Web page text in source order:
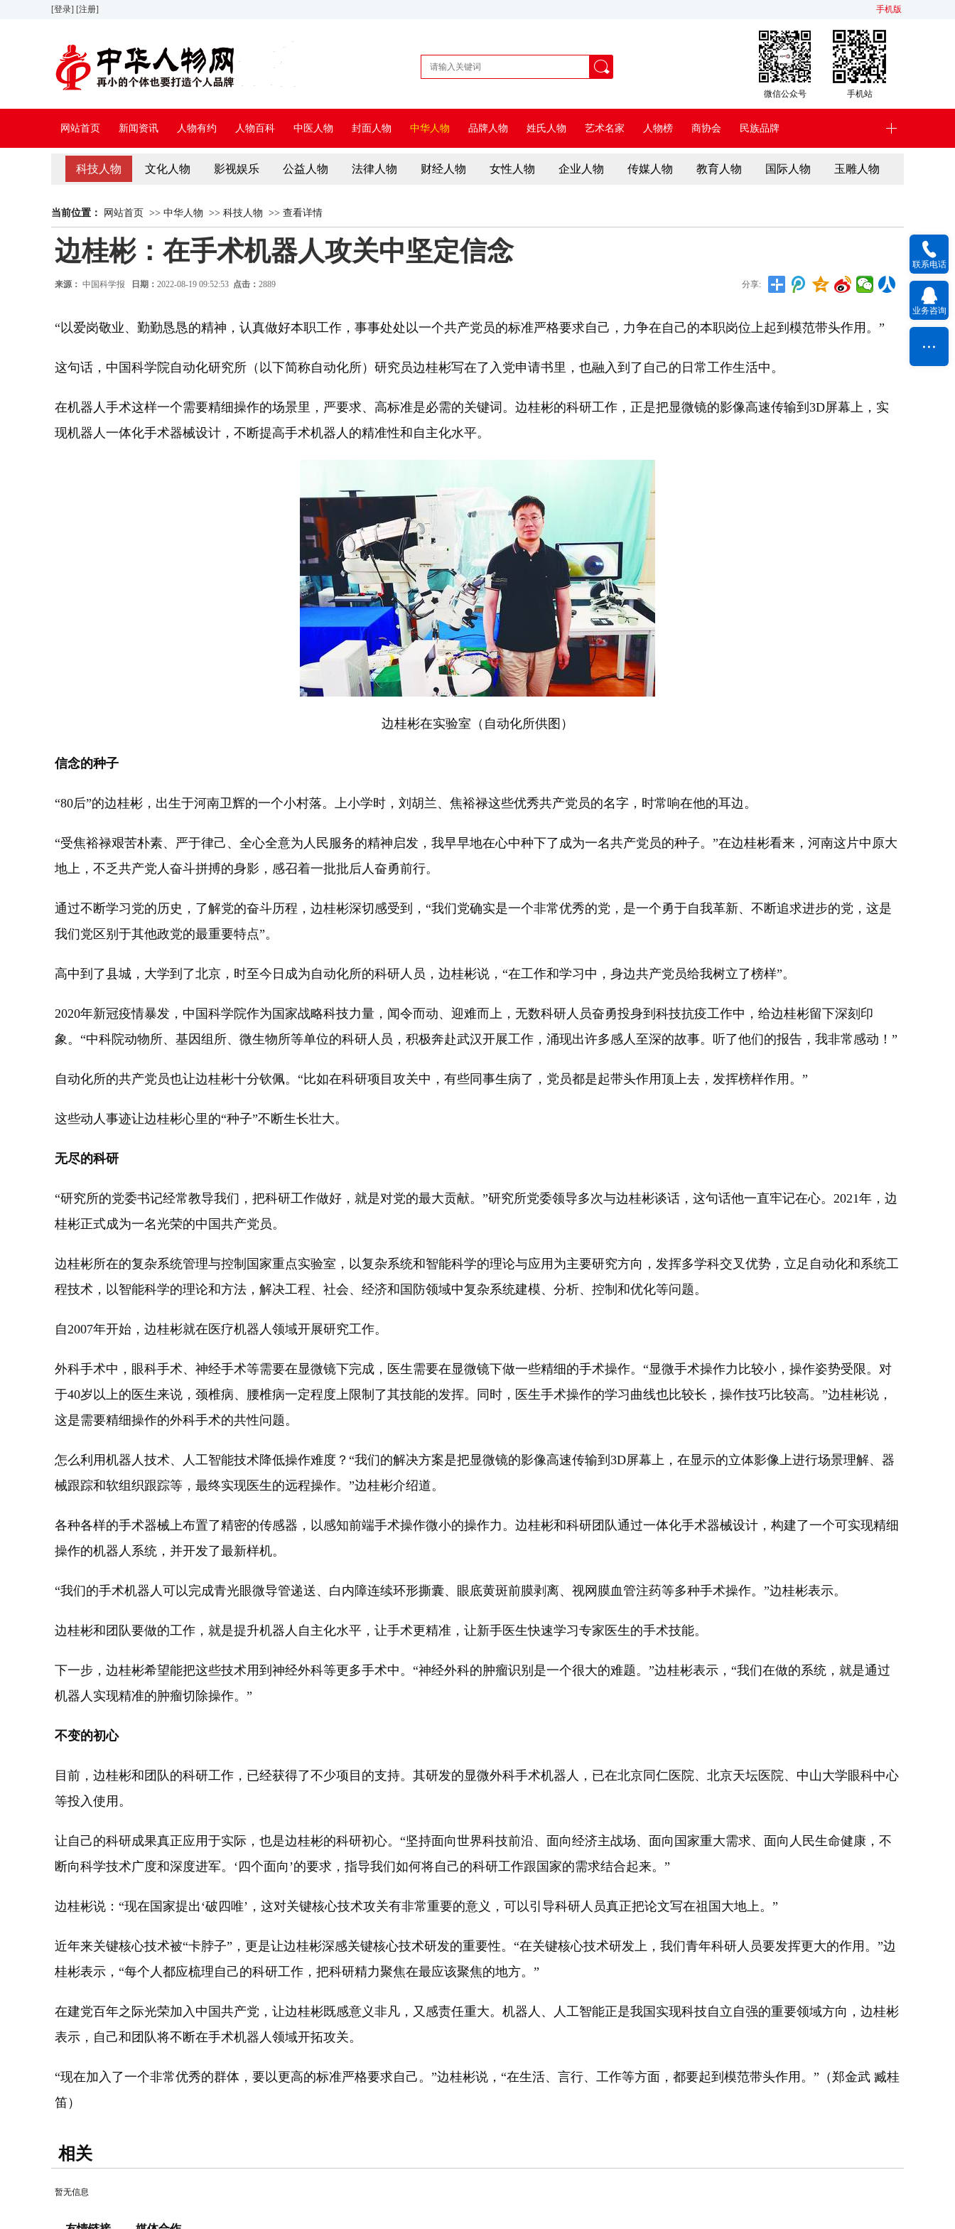
[登录] [注册] 手机版
手机站
微信公众号
网站首页 新闻资讯 人物有约 人物百科 中医人物 封面人物 中华人物 品牌人物 姓氏人物 艺术名家 人物榜 商协会 民族品牌
科技人物 文化人物 影视娱乐 公益人物 法律人物 财经人物 女性人物 企业人物 传媒人物 教育人物 国际人物 玉雕人物
当前位置： 网站首页 >> 中华人物 >> 科技人物 >> 查看详情
边桂彬：在手术机器人攻关中坚定信念
来源： 中国科学报 日期： 2022-08-19 09:52:53 点击： 2889 分享:
“以爱岗敬业、勤勤恳恳的精神，认真做好本职工作，事事处处以一个共产党员的标准严格要求自己，力争在自己的本职岗位上起到模范带头作用。”
这句话，中国科学院自动化研究所（以下简称自动化所）研究员边桂彬写在了入党申请书里，也融入到了自己的日常工作生活中。
在机器人手术这样一个需要精细操作的场景里，严要求、高标准是必需的关键词。边桂彬的科研工作，正是把显微镜的影像高速传输到3D屏幕上，实
现机器人一体化手术器械设计，不断提高手术机器人的精准性和自主化水平。
边桂彬在实验室（自动化所供图）
信念的种子
“80后”的边桂彬，出生于河南卫辉的一个小村落。上小学时，刘胡兰、焦裕禄这些优秀共产党员的名字，时常响在他的耳边。
“受焦裕禄艰苦朴素、严于律己、全心全意为人民服务的精神启发，我早早地在心中种下了成为一名共产党员的种子。”在边桂彬看来，河南这片中原大
地上，不乏共产党人奋斗拼搏的身影，感召着一批批后人奋勇前行。
通过不断学习党的历史，了解党的奋斗历程，边桂彬深切感受到，“我们党确实是一个非常优秀的党，是一个勇于自我革新、不断追求进步的党，这是
我们党区别于其他政党的最重要特点”。
高中到了县城，大学到了北京，时至今日成为自动化所的科研人员，边桂彬说，“在工作和学习中，身边共产党员给我树立了榜样”。
2020年新冠疫情暴发，中国科学院作为国家战略科技力量，闻令而动、迎难而上，无数科研人员奋勇投身到科技抗疫工作中，给边桂彬留下深刻印
象。“中科院动物所、基因组所、微生物所等单位的科研人员，积极奔赴武汉开展工作，涌现出许多感人至深的故事。听了他们的报告，我非常感动！”
自动化所的共产党员也让边桂彬十分钦佩。“比如在科研项目攻关中，有些同事生病了，党员都是起带头作用顶上去，发挥榜样作用。”
这些动人事迹让边桂彬心里的“种子”不断生长壮大。
无尽的科研
“研究所的党委书记经常教导我们，把科研工作做好，就是对党的最大贡献。”研究所党委领导多次与边桂彬谈话，这句话他一直牢记在心。2021年，边
桂彬正式成为一名光荣的中国共产党员。
边桂彬所在的复杂系统管理与控制国家重点实验室，以复杂系统和智能科学的理论与应用为主要研究方向，发挥多学科交叉优势，立足自动化和系统工
程技术，以智能科学的理论和方法，解决工程、社会、经济和国防领域中复杂系统建模、分析、控制和优化等问题。
自2007年开始，边桂彬就在医疗机器人领域开展研究工作。
外科手术中，眼科手术、神经手术等需要在显微镜下完成，医生需要在显微镜下做一些精细的手术操作。“显微手术操作力比较小，操作姿势受限。对
于40岁以上的医生来说，颈椎病、腰椎病一定程度上限制了其技能的发挥。同时，医生手术操作的学习曲线也比较长，操作技巧比较高。”边桂彬说，
这是需要精细操作的外科手术的共性问题。
怎么利用机器人技术、人工智能技术降低操作难度？“我们的解决方案是把显微镜的影像高速传输到3D屏幕上，在显示的立体影像上进行场景理解、器
械跟踪和软组织跟踪等，最终实现医生的远程操作。”边桂彬介绍道。
各种各样的手术器械上布置了精密的传感器，以感知前端手术操作微小的操作力。边桂彬和科研团队通过一体化手术器械设计，构建了一个可实现精细
操作的机器人系统，并开发了最新样机。
“我们的手术机器人可以完成青光眼微导管递送、白内障连续环形撕囊、眼底黄斑前膜剥离、视网膜血管注药等多种手术操作。”边桂彬表示。
边桂彬和团队要做的工作，就是提升机器人自主化水平，让手术更精准，让新手医生快速学习专家医生的手术技能。
下一步，边桂彬希望能把这些技术用到神经外科等更多手术中。“神经外科的肿瘤识别是一个很大的难题。”边桂彬表示，“我们在做的系统，就是通过
机器人实现精准的肿瘤切除操作。”
不变的初心
目前，边桂彬和团队的科研工作，已经获得了不少项目的支持。其研发的显微外科手术机器人，已在北京同仁医院、北京天坛医院、中山大学眼科中心
等投入使用。
让自己的科研成果真正应用于实际，也是边桂彬的科研初心。“坚持面向世界科技前沿、面向经济主战场、面向国家重大需求、面向人民生命健康，不
断向科学技术广度和深度进军。‘四个面向’的要求，指导我们如何将自己的科研工作跟国家的需求结合起来。”
边桂彬说：“现在国家提出‘破四唯’，这对关键核心技术攻关有非常重要的意义，可以引导科研人员真正把论文写在祖国大地上。”
近年来关键核心技术被“卡脖子”，更是让边桂彬深感关键核心技术研发的重要性。“在关键核心技术研发上，我们青年科研人员要发挥更大的作用。”边
桂彬表示，“每个人都应梳理自己的科研工作，把科研精力聚焦在最应该聚焦的地方。”
在建党百年之际光荣加入中国共产党，让边桂彬既感意义非凡，又感责任重大。机器人、人工智能正是我国实现科技自立自强的重要领域方向，边桂彬
表示，自己和团队将不断在手术机器人领域开拓攻关。
“现在加入了一个非常优秀的群体，要以更高的标准严格要求自己。”边桂彬说，“在生活、言行、工作等方面，都要起到模范带头作用。”（郑金武 臧桂
笛）
相关
暂无信息
联系电话
业务咨询